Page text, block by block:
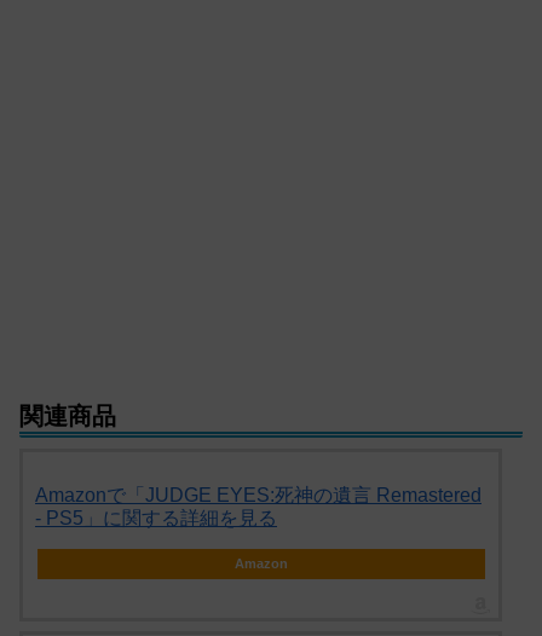
関連商品
Amazonで「JUDGE EYES:死神の遺言 Remastered
- PS5」に関する詳細を見る
Amazon